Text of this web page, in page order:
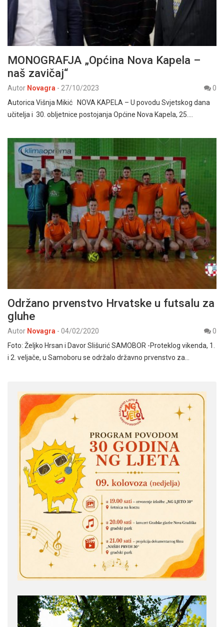
MONOGRAFJA „Općina Nova Kapela –
naš zavičaj“
Autor Novagra - 27/10/2023
0
Autorica Višnja Mikić NOVA KAPELA – U povodu Svjetskog dana
učitelja i 30. obljetnice postojanja Općine Nova Kapela, 25.…
Održano prvenstvo Hrvatske u futsalu za
gluhe
Autor Novagra - 04/02/2020
0
Foto: Željko Hrsan i Davor Slišurić SAMOBOR -Proteklog vikenda, 1.
i 2. veljače, u Samoboru se održalo državno prvenstvo za…